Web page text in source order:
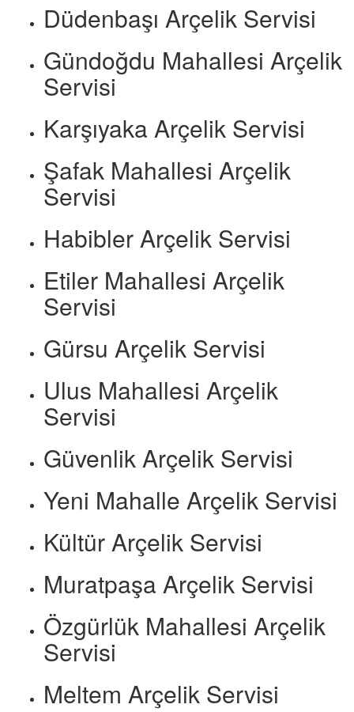
Düdenbaşı Arçelik Servisi
Gündoğdu Mahallesi Arçelik
Servisi
Karşıyaka Arçelik Servisi
Şafak Mahallesi Arçelik
Servisi
Habibler Arçelik Servisi
Etiler Mahallesi Arçelik
Servisi
Gürsu Arçelik Servisi
Ulus Mahallesi Arçelik
Servisi
Güvenlik Arçelik Servisi
Yeni Mahalle Arçelik Servisi
Kültür Arçelik Servisi
Muratpaşa Arçelik Servisi
Özgürlük Mahallesi Arçelik
Servisi
Meltem Arçelik Servisi